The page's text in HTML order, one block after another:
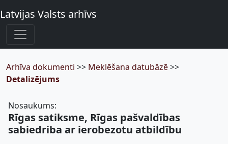
Latvijas Valsts arhīvs
Arhīva dokumenti >> Meklēšana datubāzē>>
Detalizējums
Nosaukums:
Rīgas satiksme, Rīgas pašvaldības
sabiedriba ar ierobezotu atbildību